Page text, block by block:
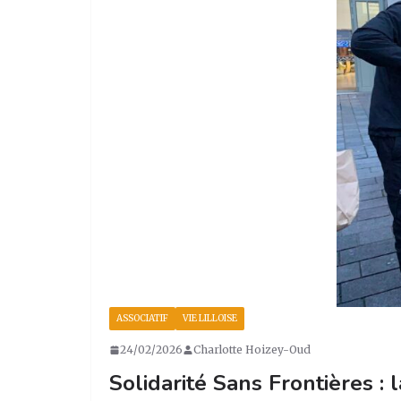
ASSOCIATIF VIE LILLOISE
24/02/2026 Charlotte Hoizey-Oud
Solidarité Sans Frontières :